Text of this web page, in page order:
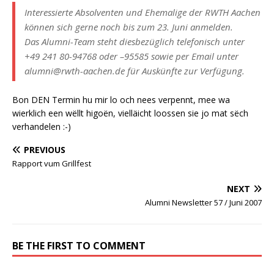
Interessierte Absolventen und Ehemalige der RWTH Aachen
können sich gerne noch bis zum 23. Juni anmelden.
Das Alumni-Team steht diesbezüglich telefonisch unter
+49 241 80-94768 oder –95585 sowie per Email unter
alumni@rwth-aachen.de für Auskünfte zur Verfügung.
Bon DEN Termin hu mir lo och nees verpennt, mee wa
wierklich een wëllt higoën, vielläicht loossen sie jo mat sëch
verhandelen :-)
PREVIOUS
Rapport vum Grillfest
NEXT
Alumni Newsletter 57 / Juni 2007
BE THE FIRST TO COMMENT